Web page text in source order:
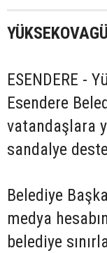
ESENDERE -
Esendere
vatandaşlara
sandalye
Belediye
medya
belediye